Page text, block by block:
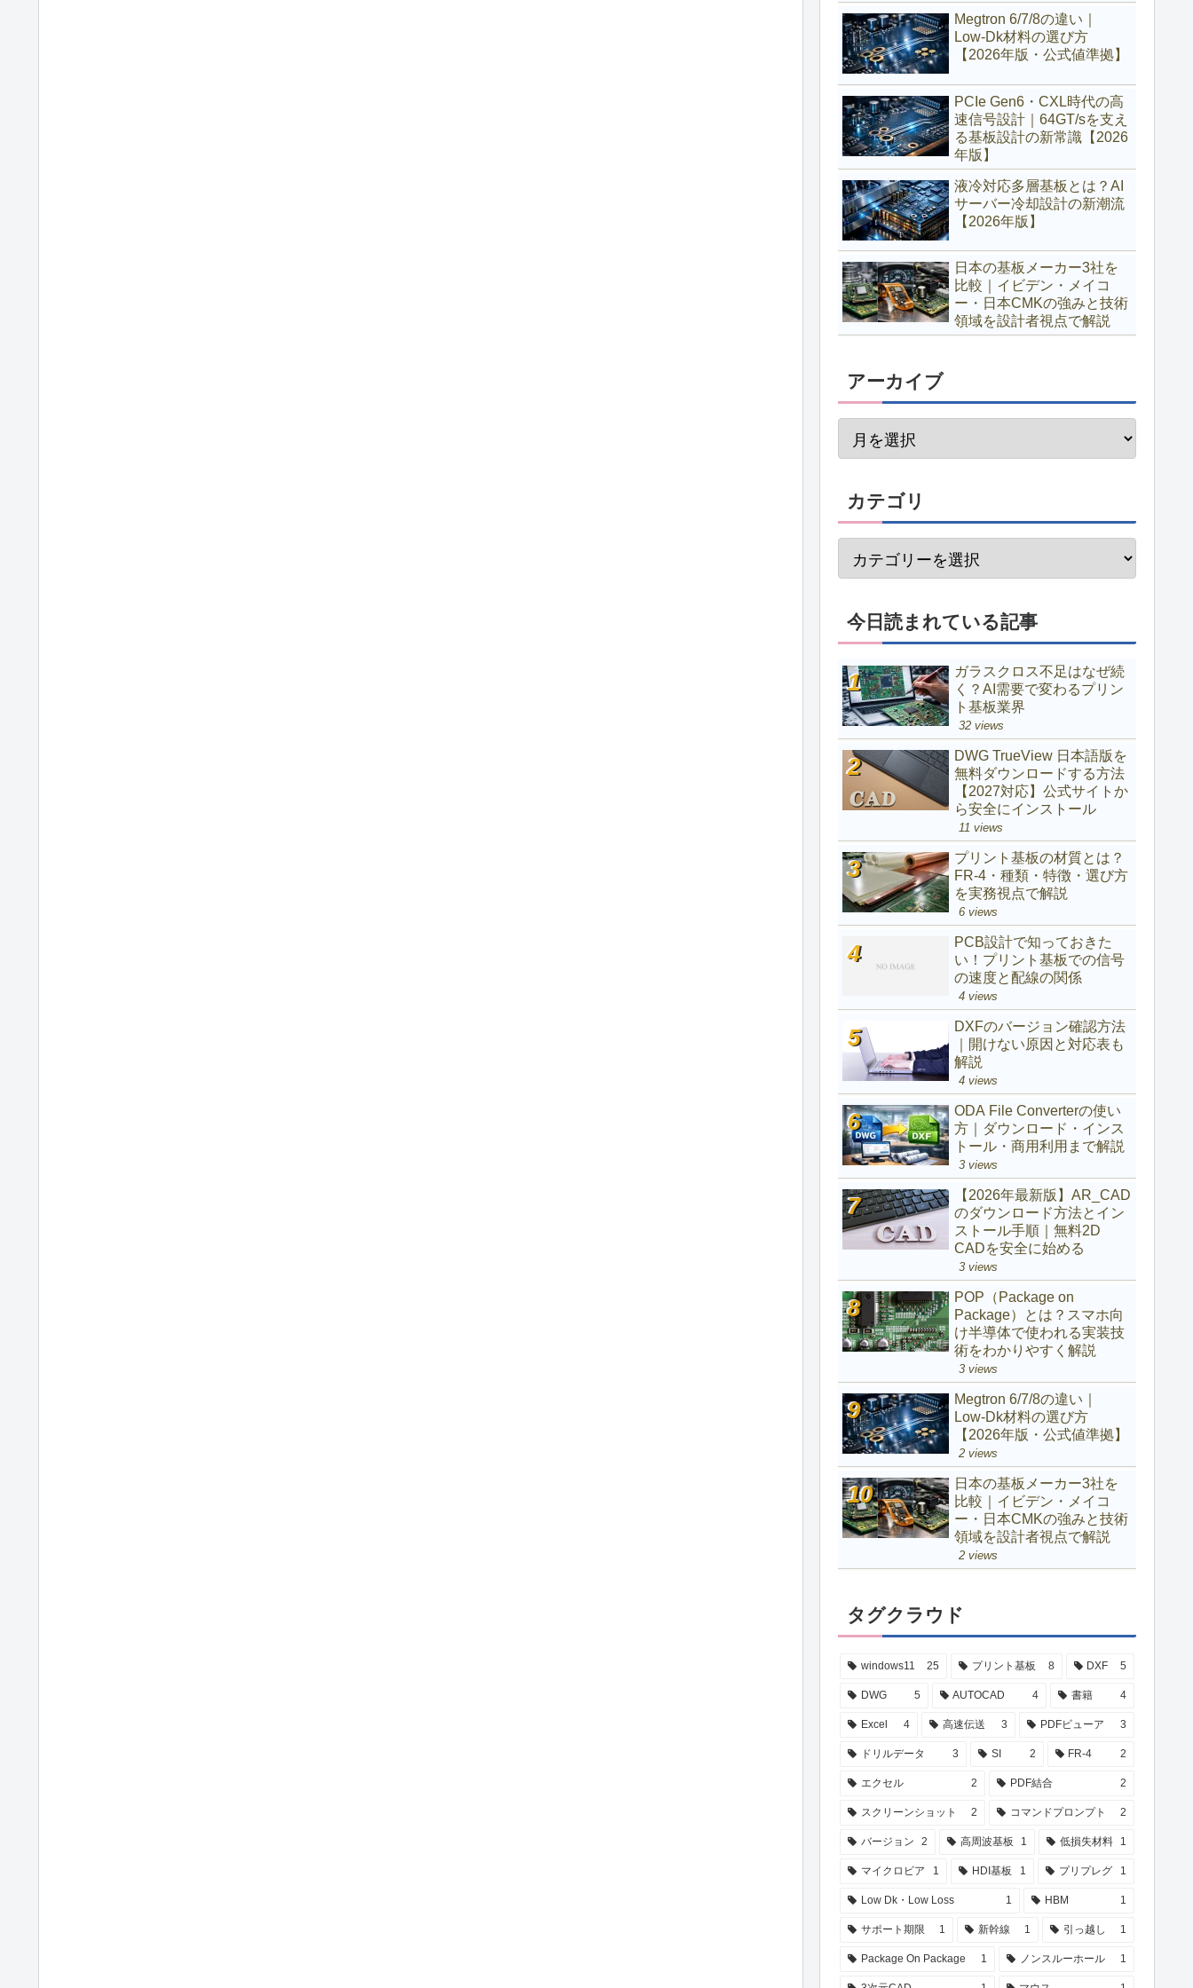
Megtron 6/7/8の違い｜
Low‑Dk材料の選び方
【2026年版・公式値準拠】
PCIe Gen6・CXL時代の高
速信号設計｜64GT/sを支え
る基板設計の新常識【2026
年版】
液冷対応多層基板とは？AI
サーバー冷却設計の新潮流
【2026年版】
日本の基板メーカー3社を
比較｜イビデン・メイコ
ー・日本CMKの強みと技術
領域を設計者視点で解説
アーカイブ
カテゴリ
今日読まれている記事
ガラスクロス不足はなぜ続
く？AI需要で変わるプリン
ト基板業界
32 views
DWG TrueView 日本語版を
無料ダウンロードする方法
【2027対応】公式サイトか
ら安全にインストール
11 views
プリント基板の材質とは？
FR-4・種類・特徴・選び方
を実務視点で解説
6 views
PCB設計で知っておきた
い！プリント基板での信号
の速度と配線の関係
4 views
DXFのバージョン確認方法
｜開けない原因と対応表も
解説
4 views
ODA File Converterの使い
方｜ダウンロード・インス
トール・商用利用まで解説
3 views
【2026年最新版】AR_CAD
のダウンロード方法とイン
ストール手順｜無料2D
CADを安全に始める
3 views
POP（Package on
Package）とは？スマホ向
け半導体で使われる実装技
術をわかりやすく解説
3 views
Megtron 6/7/8の違い｜
Low‑Dk材料の選び方
【2026年版・公式値準拠】
2 views
日本の基板メーカー3社を
比較｜イビデン・メイコ
ー・日本CMKの強みと技術
領域を設計者視点で解説
2 views
タグクラウド
windows11 25 プリント基板 8 DXF 5
DWG 5 AUTOCAD 4 書籍 4
Excel 4 高速伝送 3 PDFビューア 3
ドリルデータ 3 SI 2 FR-4 2
エクセル 2 PDF結合 2
スクリーンショット 2 コマンドプロンプト 2
バージョン 2 高周波基板 1 低損失材料 1
マイクロビア 1 HDI基板 1 プリプレグ 1
Low Dk・Low Loss 1 HBM 1
サポート期限 1 新幹線 1 引っ越し 1
Package On Package 1 ノンスルーホール 1